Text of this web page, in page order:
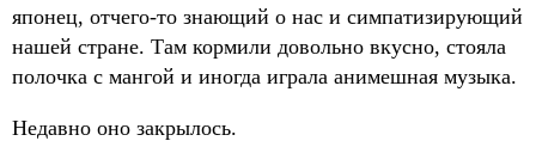
японец, отчего-то знающий о нас и симпатизирующий
нашей стране. Там кормили довольно вкусно, стояла
полочка с мангой и иногда играла анимешная музыка.
Недавно оно закрылось.